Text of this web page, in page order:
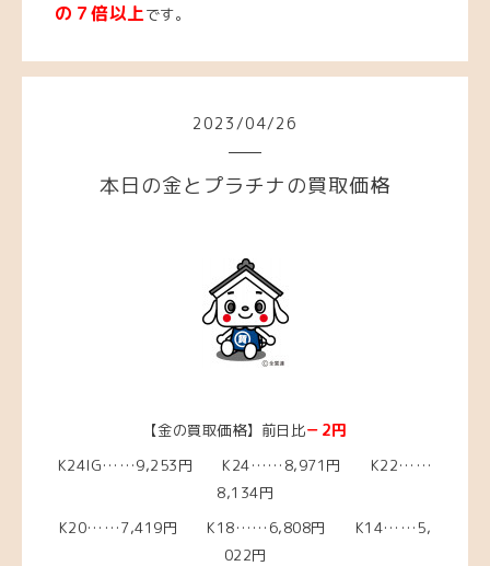
の７倍以上です。
2023/04/26
本日の金とプラチナの買取価格
【金の買取価格】前日比－2円
K24IG……9,253円 K24……8,971円 K22……
8,134円
K20……7,419円 K18……6,808円 K14……5,
022円